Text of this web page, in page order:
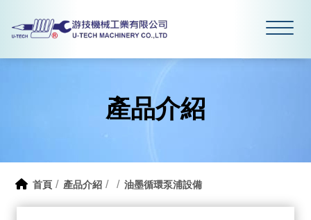
產品介紹
首頁 產品介紹 油墨循環泵浦設備